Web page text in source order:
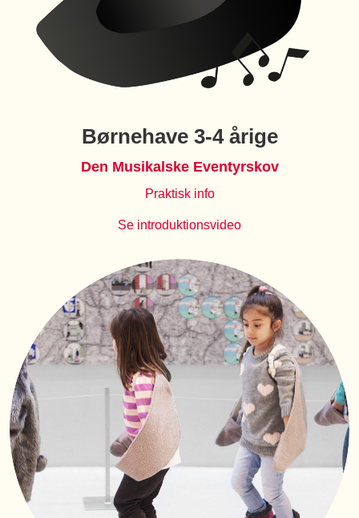
Børnehave 3-4 årige
Den Musikalske Eventyrskov
Praktisk info
Se introduktionsvideo